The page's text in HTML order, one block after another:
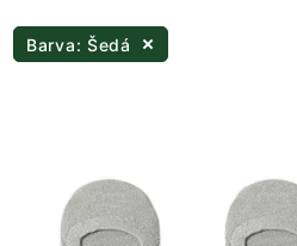
Barva: Šedá